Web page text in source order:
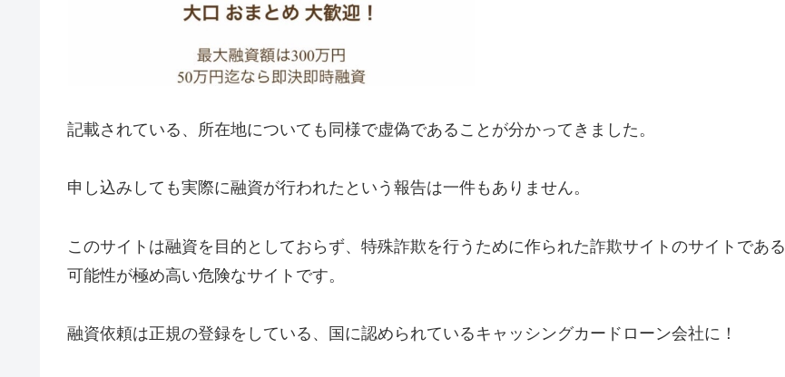
記載されている、所在地についても同様で虚偽であることが分かってきました。
申し込みしても実際に融資が行われたという報告は一件もありません。
このサイトは融資を目的としておらず、特殊詐欺を行うために作られた詐欺サイトのサイトである
可能性が極め高い危険なサイトです。
融資依頼は正規の登録をしている、国に認められているキャッシングカードローン会社に！